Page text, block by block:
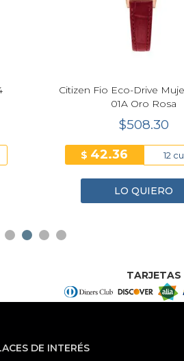
Citizen Fio Eco-Drive
01A Oro Rosa
$508.30
$ 42.36 12
LO QUIERO
Next
TARJETAS
DE INTERÉS